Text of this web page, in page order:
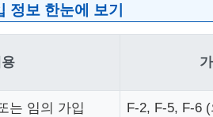
정보 한눈에 보기
는 임의 가입 F-2, F-5, F-6